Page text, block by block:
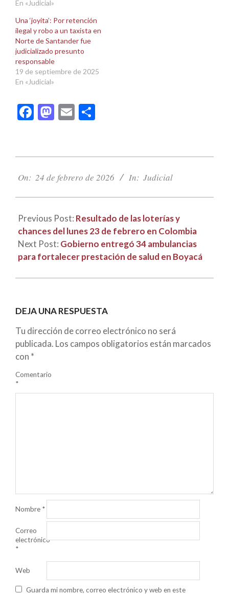
En «Judicial»
Una ‘joyita’: Por retención
ilegal y robo a un taxista en
Norte de Santander fue
judicializado presunto
responsable
19 de septiembre de 2025
En «Judicial»
Facebook
Mastodon
Email
02-
On: 24 de febrero de 2026 In: Judicial
Previous Post: Resultado de las loterías y
chances del lunes 23 de febrero en Colombia
Next Post: Gobierno entregó 34 ambulancias
para fortalecer prestación de salud en Boyacá
DEJA UNA RESPUESTA
Tu dirección de correo electrónico no será
publicada. Los campos obligatorios están marcados
con *
Comentario
*
Nombre *
Correo
electrónico
*
Web
Guarda mi nombre, correo electrónico y web en este